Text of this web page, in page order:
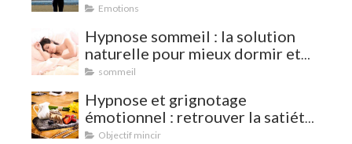
Emotions
Hypnose sommeil : la solution
naturelle pour mieux dormir et
vaincre les insomnies
sommeil
Hypnose et grignotage
émotionnel : retrouver la satiété
et l'équilibre
Objectif mincir